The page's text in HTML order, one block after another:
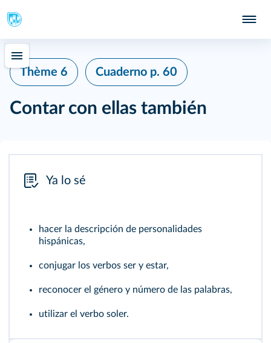
Thème 6 Cuaderno p. 60
Contar con ellas también
Ya lo sé
hacer la descripción de personalidades
hispánicas,
conjugar los verbos ser y estar,
reconocer el género y número de las palabras,
utilizar el verbo soler.